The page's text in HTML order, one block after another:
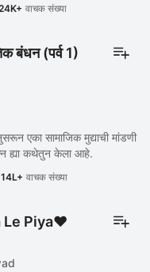
वाचक संख्या
बंधन (पर्व 1)
एका सामाजिक मुद्याची मांडणी
ह्या कथेतुन केला आहे.
14L+ वाचक संख्या
Le Piya❤